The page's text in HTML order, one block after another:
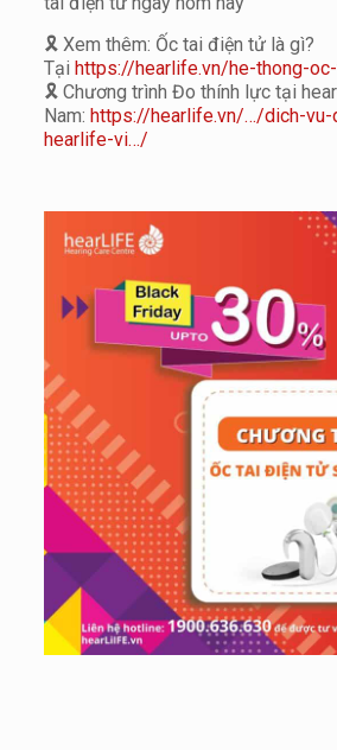
🎗️Xem thêm: Ốc tai điện tử là gì?
Tại https://hearlife.vn/he-thong-
🎗️Chương trình Đo thính lực tại
Nam: https://hearlife.vn/…/dich-vu-
hearlife-vi…/